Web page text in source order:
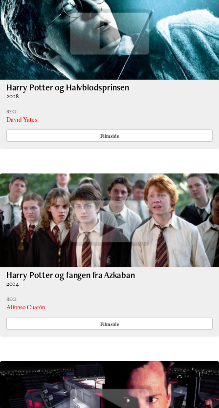
Harry Potter og Halvblodsprinsen
2008
REGI
David Yates
Filmside
Harry Potter og fangen fra Azkaban
2004
REGI
Alfonso Cuarón
Filmside